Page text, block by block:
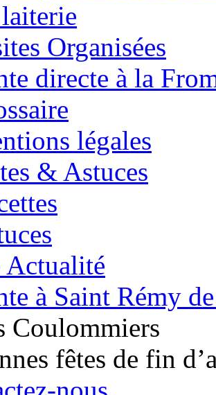
Organisées
directe à la
légales
& Astuces
Actualité
à Saint Rémy
Coulommiers
fêtes de fin